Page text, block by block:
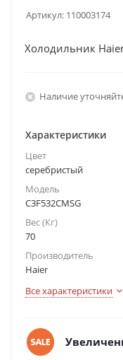
Артикул: 110003174
Холодильник
Наличие
Характеристики
Цвет
серебристый
Модель
C3F532CMSG
Вес (Кг)
70
Производитель
Haier
Все характеристики